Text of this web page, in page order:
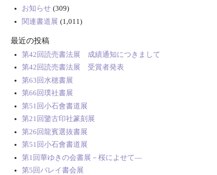
お知らせ(309)
関連書道展 (1,011)
最近の投稿
第42回読売書法展 成績通知につきまして
第42回読売書法展 受賞者発表
第63回水穂書展
第66回璞社書展
第51回小石會書道展
第21回鑒古印社篆刻展
第26回龍賓選抜書展
第51回小石會書道展
第1回華ゆきの会書展－桜によせて―
第5回バレイ書会展